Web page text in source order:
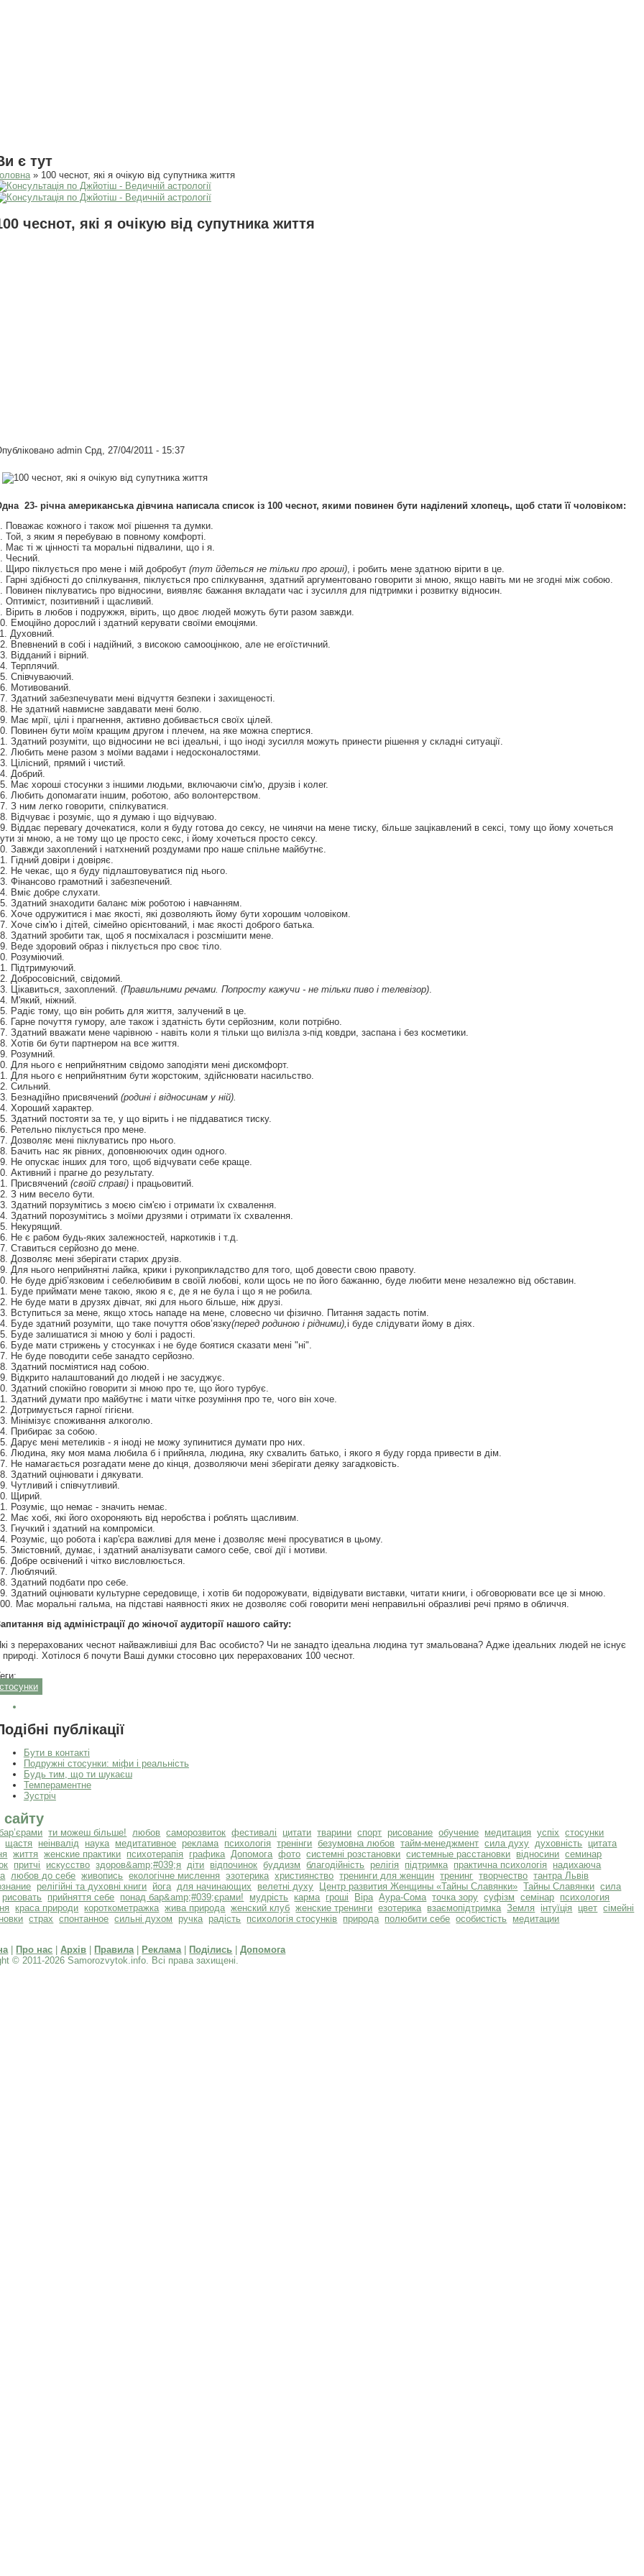
є тут
» 100 чеснот, які я очікую від супутника життя
чеснот, які я очікую від супутника життя
adminСрд, 27/04/2011 - 15:37
23- річна американська дівчина написала список із 100 чеснот, якими повинен бути наділений хлопець, щоб стати її чоловіком:
Поважає кожного і також мої рішення та думки.
Той, з яким я перебуваю в повному комфорті.
Має ті ж цінності та моральні підвалини, що і я.
Чесний.
Щиро піклується про мене і мій добробут (тут йдеться не тільки про гроші), і робить мене здатною вірити в це.
Гарні здібності до спілкування, піклується про спілкування, здатний аргументовано говорити зі мною, якщо навіть ми не згодні між собою.
Повинен піклуватись про відносини, виявляє бажання вкладати час і зусилля для підтримки і розвитку відносин.
Оптиміст, позитивний і щасливий.
Вірить в любов і подружжя, вірить, що двоє людей можуть бути разом завжди.
Емоційно дорослий і здатний керувати своїми емоціями.
Духовний.
Впевнений в собі і надійний, з високою самооцінкою, але не егоїстичний.
Відданий і вірний.
Терплячий.
Співчуваючий.
Мотивований.
Здатний забезпечувати мені відчуття безпеки і захищеності.
Не здатний навмисне завдавати мені болю.
Має мрії, цілі і прагнення, активно добивається своїх цілей.
Повинен бути моїм кращим другом і плечем, на яке можна спертися.
Здатний розуміти, що відносини не всі ідеальні, і що іноді зусилля можуть принести рішення у складні ситуації.
Любить мене разом з моїми вадами і недосконалостями.
Цілісний, прямий і чистий.
Добрий.
Має хороші стосунки з іншими людьми, включаючи сім'ю, друзів і колег.
Любить допомагати іншим, роботою, або волонтерством.
З ним легко говорити, спілкуватися.
Відчуває і розуміє, що я думаю і що відчуваю.
Віддає перевагу дочекатися, коли я буду готова до сексу, не чинячи на мене тиску, більше зацікавлений в сексі, тому що йому хочеться
зі мною, а не тому що це просто секс, і йому хочеться просто сексу.
Завжди захоплений і натхнений роздумами про наше спільне майбутнє.
Гідний довіри і довіряє.
Не чекає, що я буду підлаштовуватися під нього.
Фінансово грамотний і забезпечений.
Вміє добре слухати.
Здатний знаходити баланс між роботою і навчанням.
Хоче одружитися і має якості, які дозволяють йому бути хорошим чоловіком.
Хоче сім'ю і дітей, сімейно орієнтований, і має якості доброго батька.
Здатний зробити так, щоб я посміхалася і розсмішити мене.
Веде здоровий образ і піклується про своє тіло.
Розуміючий.
Підтримуючий.
Добросовісний, свідомий.
Цікавиться, захоплений. (Правильними речами. Попросту кажучи - не тільки пиво і телевізор).
М'який, ніжний.
Радіє тому, що він робить для життя, залучений в це.
Гарне почуття гумору, але також і здатність бути серйозним, коли потрібно.
Здатний вважати мене чарівною - навіть коли я тільки що вилізла з-під ковдри, заспана і без косметики.
Хотів би бути партнером на все життя.
Розумний.
Для нього є неприйнятним свідомо заподіяти мені дискомфорт.
Для нього є неприйнятним бути жорстоким, здійснювати насильство.
Сильний.
Безнадійно присвячений (родині і відносинам у ній).
Хороший характер.
Здатний постояти за те, у що вірить і не піддаватися тиску.
Ретельно піклується про мене.
Дозволяє мені піклуватись про нього.
Бачить нас як рівних, доповнюючих один одного.
Не опускає інших для того, щоб відчувати себе краще.
Активний і прагне до результату.
Присвячений (своїй справі)і працьовитий.
З ним весело бути.
Здатний порзумітись з моєю сім'єю і отримати їх схвалення.
Здатний порозумітись з моїми друзями і отримати їх схвалення.
Некурящий.
Не є рабом будь-яких залежностей, наркотиків і т.д.
Ставиться серйозно до мене.
Дозволяє мені зберігати старих друзів.
Для нього неприйнятні лайка, крики і рукоприкладство для того, щоб довести свою правоту.
Не буде дріб’язковим і себелюбивим в своїй любові, коли щось не по його бажанню, буде любити мене незалежно від обставин.
Буде приймати мене такою, якою я є, де я не була і що я не робила.
Не буде мати в друзях дівчат, які для нього більше, ніж друзі.
Вступиться за мене, якщо хтось нападе на мене, словесно чи фізично. Питання задасть потім.
Буде здатний розуміти, що таке почуття обов’язку(перед родиною і рідними),і буде слідувати йому в діях.
Буде залишатися зі мною у болі і радості.
Буде мати стрижень у стосунках і не буде боятися сказати мені "ні".
Не буде поводити себе занадто серйозно.
Здатний посміятися над собою.
Відкрито налаштований до людей і не засуджує.
Здатний спокійно говорити зі мною про те, що його турбує.
Здатний думати про майбутнє і мати чітке розуміння про те, чого він хоче.
Дотримується гарної гігієни.
Мінімізує споживання алкоголю.
Прибирає за собою.
Дарує мені метеликів - я іноді не можу зупинитися думати про них.
Людина, яку моя мама любила б і прийняла, людина, яку схвалить батько, і якого я буду горда привести в дім.
Не намагається розгадати мене до кінця, дозволяючи мені зберігати деяку загадковість.
Здатний оцінювати і дякувати.
Чутливий і співчутливий.
Щирий.
Розуміє, що немає - значить немає.
Має хобі, які його охороняють від неробства і роблять щасливим.
Гнучкий і здатний на компроміси.
Розуміє, що робота і кар'єра важливі для мене і дозволяє мені просуватися в цьому.
Змістовний, думає, і здатний аналізувати самого себе, свої дії і мотиви.
Добре освічений і чітко висловлюється.
Люблячий.
Здатний подбати про себе.
Здатний оцінювати культурне середовище, і хотів би подорожувати, відвідувати виставки, читати книги, і обговорювати все це зі мною.
Має моральні гальма, на підставі наявності яких не дозволяє собі говорити мені неправильні образливі речі прямо в обличчя.
від адміністрації до жіночої аудиторії нашого сайту:
з перерахованих чеснот найважливіші для Вас особисто? Чи не занадто ідеальна людина тут змальована? Адже ідеальних людей не існує
природі. Хотілося б почути Ваші думки стосовно цих перерахованих 100 чеснот.
стосунки
публікації
Бути в контакті
Подружні стосунки: міфи і реальність
Будь тим, що ти шукаєш
Темпераментне
Зустріч
сайту
ти можеш більше! любов саморозвиток фестивалі цитати тварини спорт рисование обучение медитация успіх
стосунки
щастя неінвалід наука медитативное реклама психологія тренінги безумовна любов тайм-менеджмент сила духу духовність
цитата
життя женские практики психотерапія графика Допомога фото системні розстановки системные расстановки відносини семинар
притчі искусство здоров&amp;#039;я діти відпочинок буддизм благодійність релігія підтримка практична психологія
надихаюча
любов до себе живопись екологічне мислення эзотерика християнство тренинги для женщин тренинг творчество тантра Львів
релігійні та духовні книги йога для начинающих велетні духу Центр развития Женщины «Тайны Славянки» Тайны Славянки сила
рисовать прийняття себе понад бар&amp;#039;єрами! мудрість карма гроші Віра Аура-Сома точка зору суфізм семінар психология
краса природи короткометражка жива природа женский клуб женские тренинги езотерика взаємопідтримка Земля інтуїція цвет сімейні
страх спонтанное сильні духом ручка радість психологія стосунків природа полюбити себе особистість
медитации
| Про нас |Архів Правила| Реклама| Поділись |Допомога
© 2011-2026 Samorozvytok.info. Всі права захищені.